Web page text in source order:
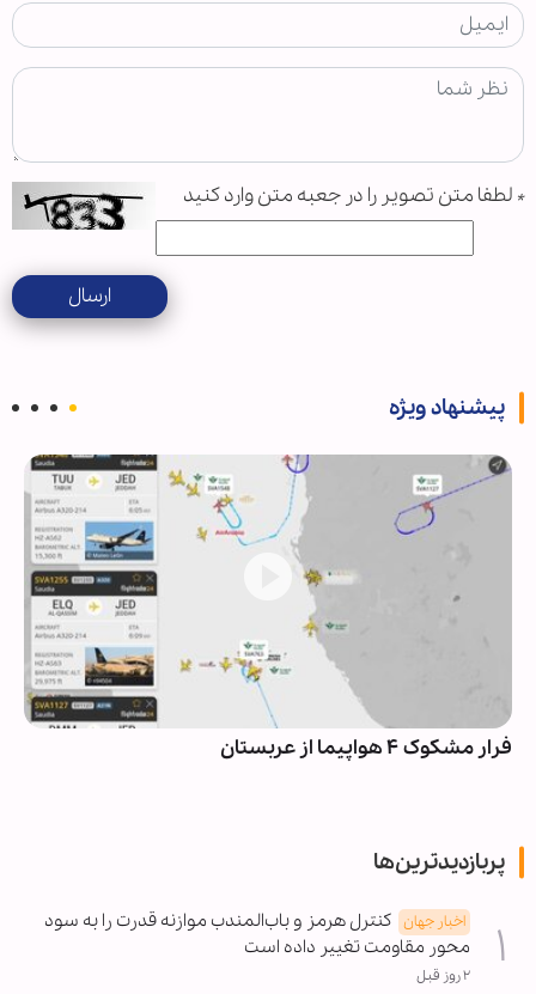
* لطفا متن تصویر را در جعبه متن وارد کنید
ارسال
پیشنهاد ویژه
فرار مشکوک ۴ هواپیما از عربستان
پربازدیدترین‌ها
اخبار جهان کنترل هرمز و باب‌المندب موازنه قدرت را به سود
محور مقاومت تغییر داده است
۲ روز قبل